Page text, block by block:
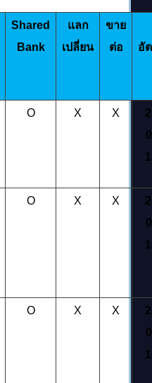
Shared
Bank
แลก
เปลี่ยน
ขาย
ต่อ
อั
O X X
O X X
O X X